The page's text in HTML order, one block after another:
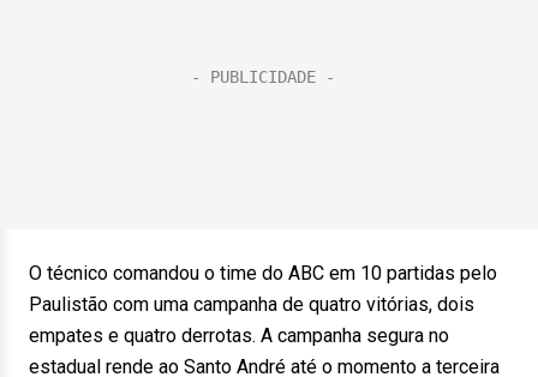
O técnico comandou o time do ABC em 10 partidas pelo
Paulistão com uma campanha de quatro vitórias, dois
empates e quatro derrotas. A campanha segura no
estadual rende ao Santo André até o momento a terceira